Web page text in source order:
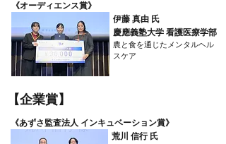
​《オーディエンス賞》
伊藤 真由 氏
慶應義塾大学 看護医療学部
農と食を通じたメンタルヘル
スケア
​【企業賞】
​《あずさ監査法人 インキュベーション賞》
荒川 信行 氏